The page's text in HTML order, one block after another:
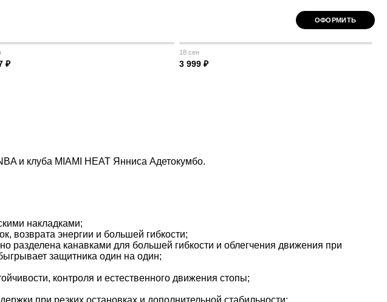
ОФОРМИТЬ
₽
18 сен
3 999 ₽
и клуба MIAMI HEAT Янниса Адетокумбо.
накладками;
возврата энергии и большей гибкости;
разделена канавками для большей гибкости и облегчения движения при
защитника один на один;
контроля и естественного движения стопы;
при резких остановках и дополнительной стабильности;